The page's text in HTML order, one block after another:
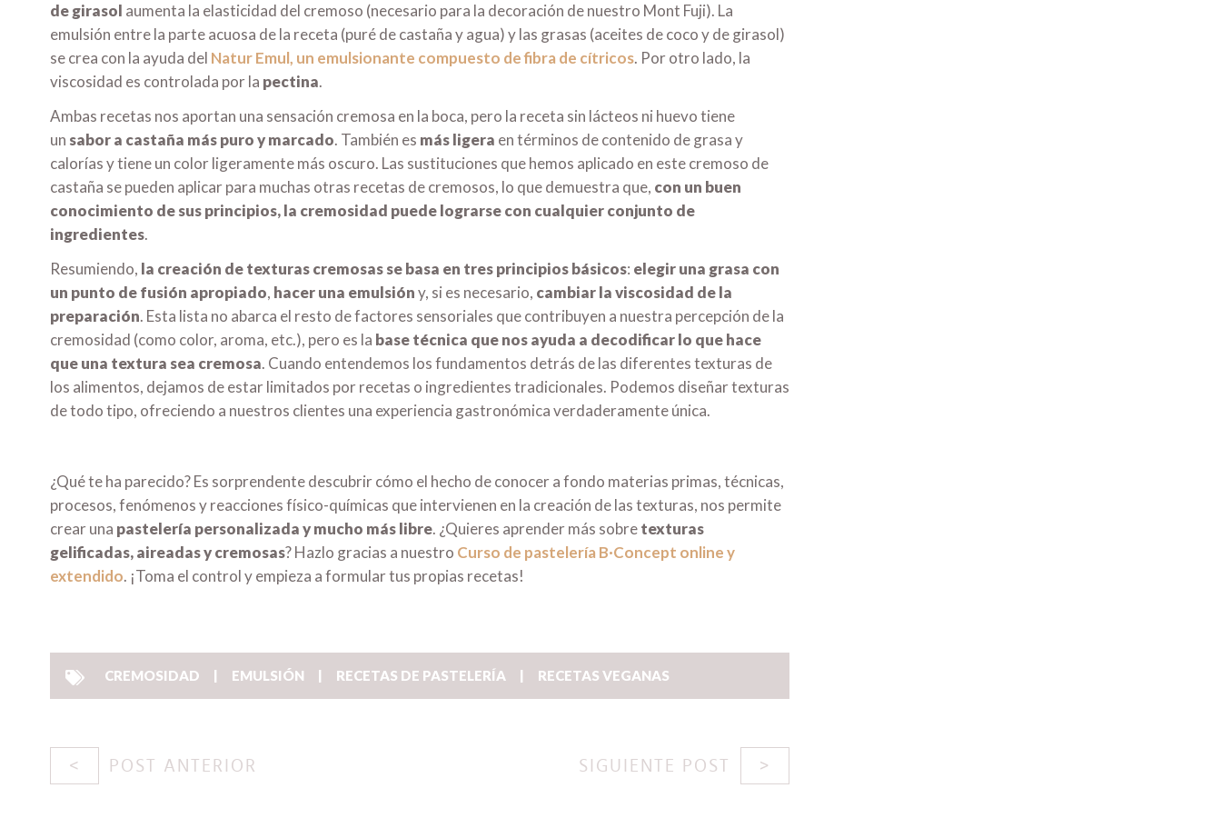
de girasol aumenta la elasticidad del cremoso (necesario para la decoración de nuestro Mont Fuji). La
emulsión entre la parte acuosa de la receta (puré de castaña y agua) y las grasas (aceites de coco y de girasol)
se crea con la ayuda del Natur Emul, un emulsionante compuesto de fibra de cítricos. Por otro lado, la
viscosidad es controlada por la pectina.
Ambas recetas nos aportan una sensación cremosa en la boca, pero la receta sin lácteos ni huevo tiene
un sabor a castaña más puro y marcado. También es más ligera en términos de contenido de grasa y
calorías y tiene un color ligeramente más oscuro. Las sustituciones que hemos aplicado en este cremoso de
castaña se pueden aplicar para muchas otras recetas de cremosos, lo que demuestra que, con un buen
conocimiento de sus principios, la cremosidad puede lograrse con cualquier conjunto de
ingredientes.
Resumiendo, la creación de texturas cremosas se basa en tres principios básicos: elegir una grasa con
un punto de fusión apropiado, hacer una emulsióny, si es necesario, cambiar la viscosidad de la
preparación. Esta lista no abarca el resto de factores sensoriales que contribuyen a nuestra percepción de la
cremosidad (como color, aroma, etc.), pero es la base técnica que nos ayuda a decodificar lo que hace
que una textura sea cremosa. Cuando entendemos los fundamentos detrás de las diferentes texturas de
los alimentos, dejamos de estar limitados por recetas o ingredientes tradicionales. Podemos diseñar texturas
de todo tipo, ofreciendo a nuestros clientes una experiencia gastronómica verdaderamente única.
¿Qué te ha parecido? Es sorprendente descubrir cómo el hecho de conocer a fondo materias primas, técnicas,
procesos, fenómenos y reacciones físico-químicas que intervienen en la creación de las texturas, nos permite
crear una pastelería personalizada y mucho más libre. ¿Quieres aprender más sobretexturas
gelificadas, aireadas y cremosas? Hazlo gracias a nuestro Curso de pastelería B·Concept online y
extendido. ¡Toma el control y empieza a formular tus propias recetas!
CREMOSIDAD EMULSIÓN RECETAS DE PASTELERÍA RECETAS VEGANAS
POST ANTERIOR SIGUIENTE POST